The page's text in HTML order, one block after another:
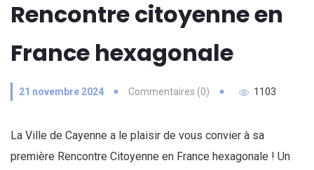
Rencontre citoyenne en
France hexagonale
21 novembre 2024 Commentaires (0) 1103
La Ville de Cayenne a le plaisir de vous convier à sa
première Rencontre Citoyenne en France hexagonale ! Un